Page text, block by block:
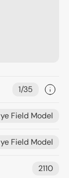
1/35
Field Model
Field Model
2110